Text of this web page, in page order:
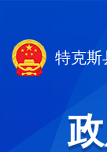
特克斯